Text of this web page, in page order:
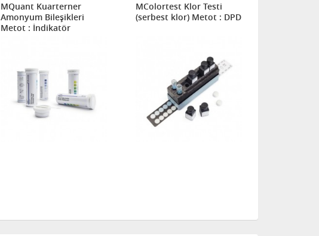
MQuant Kuarterner
Amonyum Bileşikleri
Metot : İndikatör
MColortest Klor Testi
(serbest klor) Metot : DPD